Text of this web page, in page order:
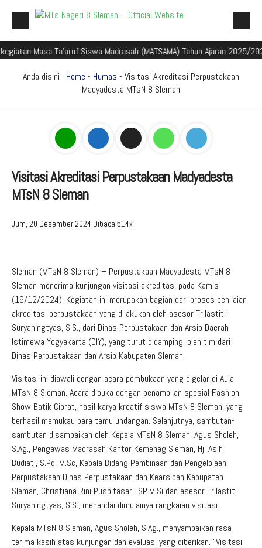
Beranda
Profil Madrasah
Aplikasi Madrasah
PMBM
Perpustakaan Madyadesta
Ta'aruf Siswa Madrasah (MATSAMA) Tahun Ajaran 2025/2026
Anda disini : Home - Humas - Visitasi Akreditasi Perpustakaan
Madyadesta MTsN 8 Sleman
Visitasi Akreditasi Perpustakaan Madyadesta
MTsN 8 Sleman
Jum, 20 Desember 2024 Dibaca 514x
Sleman (MTsN 8 Sleman) – Perpustakaan Madyadesta MTsN 8
Sleman menerima kunjungan visitasi akreditasi pada Kamis
(19/12/2024). Kegiatan ini merupakan bagian dari proses penilaian
akreditasi perpustakaan yang dilakukan oleh asesor Trilastiti
Suryaningtyas, S.S., dari Dinas Perpustakaan dan Arsip Daerah
Istimewa Yogyakarta (DIY), yang turut didampingi oleh tim dari
Dinas Perpustakaan dan Arsip Kabupaten Sleman.
Visitasi ini diawali dengan acara pembukaan yang digelar di Aula
MTsN 8 Sleman. Acara dibuka dengan penampilan spesial Fashion
Show Batik Ciprat, hasil karya kreatif siswa MTsN 8 Sleman, yang
berhasil memukau para tamu undangan. Selanjutnya, sambutan-
sambutan disampaikan oleh Kepala MTsN 8 Sleman, Agus Sholeh,
S.Ag., Pengawas Madrasah Kantor Kemenag Sleman, Hj. Asih
Budiati, S.Pd, M.Sc, Kepala Bidang Pembinaan dan Pengelolaan
Perpustakaan Dinas Perpustakaan dan Kearsipan Kabupaten
Sleman, Christiana Rini Puspitasari, SP, M.Si dan asesor Trilastiti
Suryaningtyas, S.S., menandai dimulainya rangkaian visitasi.
Kepala MTsN 8 Sleman, Agus Sholeh, S.Ag., menyampaikan rasa
terima kasih atas kunjungan dan evaluasi yang diberikan. “Visitasi